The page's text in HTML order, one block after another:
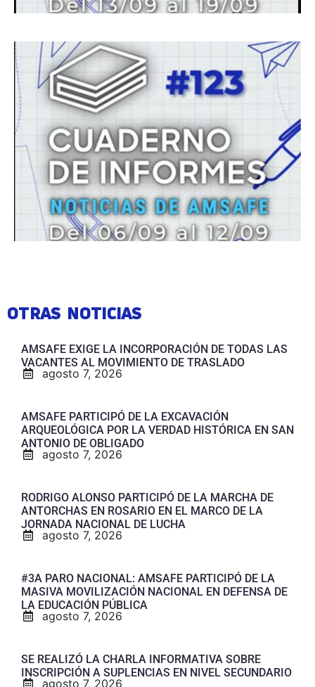
OTRAS NOTICIAS
AMSAFE EXIGE LA INCORPORACIÓN DE TODAS LAS
VACANTES AL MOVIMIENTO DE TRASLADO
agosto 7, 2026
AMSAFE PARTICIPÓ DE LA EXCAVACIÓN
ARQUEOLÓGICA POR LA VERDAD HISTÓRICA EN SAN
ANTONIO DE OBLIGADO
agosto 7, 2026
RODRIGO ALONSO PARTICIPÓ DE LA MARCHA DE
ANTORCHAS EN ROSARIO EN EL MARCO DE LA
JORNADA NACIONAL DE LUCHA
agosto 7, 2026
#3A PARO NACIONAL: AMSAFE PARTICIPÓ DE LA
MASIVA MOVILIZACIÓN NACIONAL EN DEFENSA DE
LA EDUCACIÓN PÚBLICA
agosto 7, 2026
SE REALIZÓ LA CHARLA INFORMATIVA SOBRE
INSCRIPCIÓN A SUPLENCIAS EN NIVEL SECUNDARIO
agosto 7, 2026